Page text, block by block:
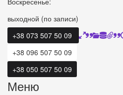
выходной (по записи)
+38 073 507 50 09
+38 096 507 50 09
+38 050 507 50 09
Меню